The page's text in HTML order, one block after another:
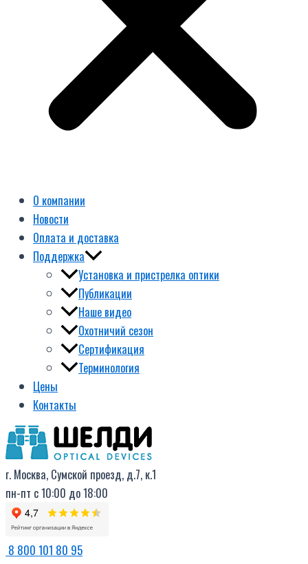
О компании
Новости
Оплата и доставка
Поддержка
Установка и пристрелка оптики
Публикации
Наше видео
Охотничий сезон
Сертификация
Терминология
Цены
Контакты
г. Москва, Сумской проезд, д.7, к.1
пн-пт с 10:00 до 18:00
8 800 101 80 95